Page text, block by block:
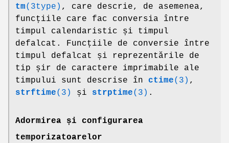
tm(3type) , care descrie, de asemenea,
funcțiile care fac conversia între
timpul calendaristic și timpul
defalcat. Funcțiile de conversie între
timpul defalcat și reprezentările de
tip șir de caractere imprimabile ale
timpului sunt descrise în ctime(3) ,
strftime(3) și strptime(3) .
Adormirea și configurarea
temporizatoarelor